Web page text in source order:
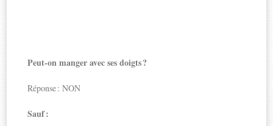
Peut-on manger avec ses doigts ?
Réponse : NON
Sauf :